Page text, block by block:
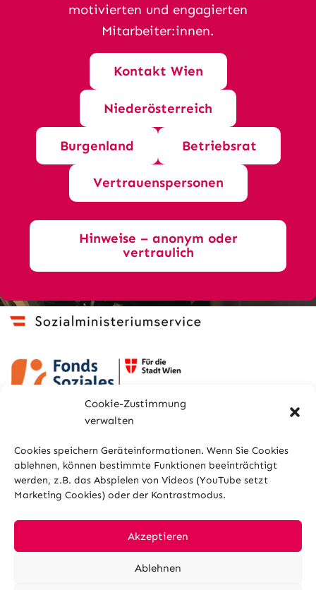
Cookie-Zustimmung
verwalten
Cookies speichern Geräteinformationen. Wenn Sie Cookies
ablehnen, können bestimmte Funktionen beeinträchtigt
werden, z.B. das Abspielen von Videos (YouTube setzt
Marketing Cookies) oder der Kontrastmodus.
Akzeptieren
Ablehnen
motivierten und engagierten
Mitarbeiter:innen.
Kontakt Wien
Niederösterreich
Burgenland Betriebsrat
Vertrauenspersonen
Hinweise – anonym oder
vertraulich
Sitemap Glossar Kontakt Impressum
Cookies
Hilfe und Barrierefreiheit